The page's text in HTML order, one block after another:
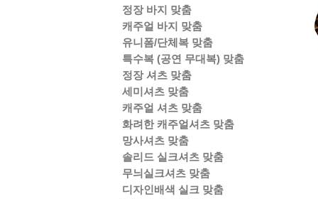
정장 바지 맞춤
캐주얼 바지 맞춤
유니폼/단체복 맞춤
특수복 (공연 무대복) 맞춤
정장 셔츠 맞춤
세미셔츠 맞춤
캐주얼 셔츠 맞춤
화려한 캐주얼셔츠 맞춤
망사셔츠 맞춤
솔리드 실크셔츠 맞춤
무늬실크셔츠 맞춤
디자인배색 실크 맞춤